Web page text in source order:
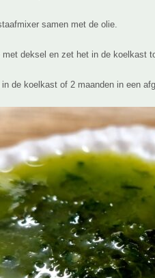
samen met de olie.
met deksel en zet het in de koelkast
de koelkast of 2 maanden in een